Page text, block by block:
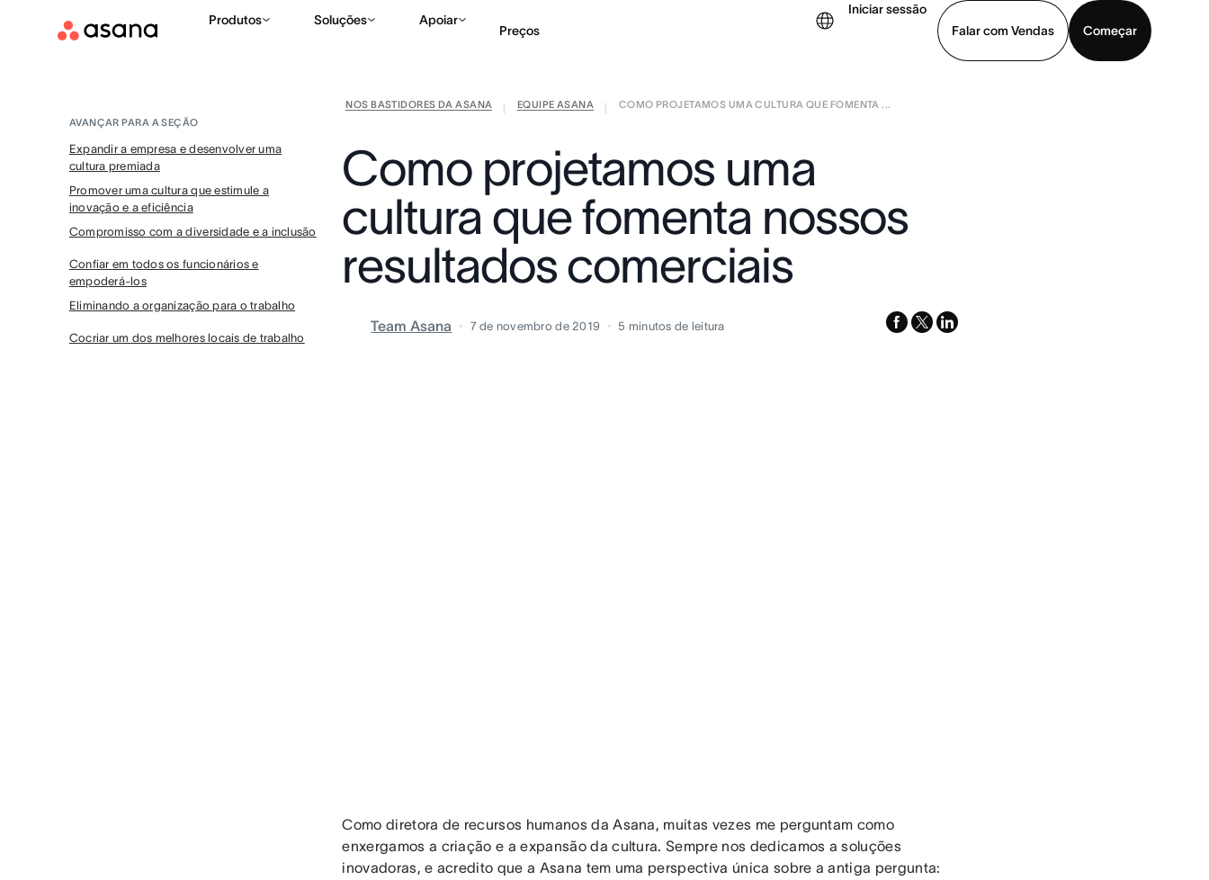
Produtos Soluções Apoiar
Preços
Iniciar sessão
Falar com Vendas
Começar
Falar com Vendas Veja uma demonstração
NOS BASTIDORES DA ASANA EQUIPE ASANA
COMO PROJETAMOS UMA CULTURA QUE FOMENTA ...
AVANÇAR PARA A SEÇÃO
Expandir a empresa e desenvolver uma
cultura premiada
Promover uma cultura que estimule a
inovação e a eficiência
Compromisso com a diversidade e a inclusão
Confiar em todos os funcionários e
empoderá-los
Eliminando a organização para o trabalho
Cocriar um dos melhores locais de trabalho
Como projetamos uma
cultura que fomenta nossos
resultados comerciais
Team Asana 7 de novembro de 2019 5 minutos de leitura facebook
x-
linkedin
Como diretora de recursos humanos da Asana, muitas vezes me perguntam como
enxergamos a criação e a expansão da cultura. Sempre nos dedicamos a soluções
inovadoras, e acredito que a Asana tem uma perspectiva única sobre a antiga pergunta: